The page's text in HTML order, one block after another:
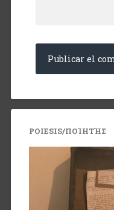
POIESIS/ΠΟΊΗΤΉΣ